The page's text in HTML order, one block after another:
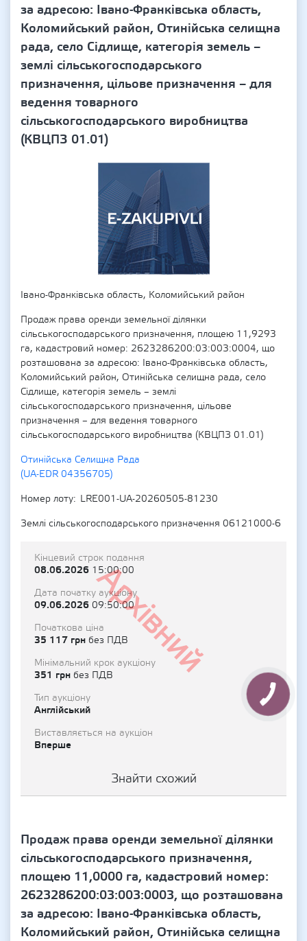
за адресою: Івано-Франківська область,
Коломийський район, Отинійська селищна
рада, село Сідлище, категорія земель –
землі сільськогосподарського
призначення, цільове призначення – для
ведення товарного
сільськогосподарського виробництва
(КВЦПЗ 01.01)
Івано-Франківська область, Коломийський район
Продаж права оренди земельної ділянки
сільськогосподарського призначення, площею 11,9293
га, кадастровий номер: 2623286200:03:003:0004, що
розташована за адресою: Івано-Франківська область,
Коломийський район, Отинійська селищна рада, село
Сідлище, категорія земель – землі
сільськогосподарського призначення, цільове
призначення – для ведення товарного
сільськогосподарського виробництва (КВЦПЗ 01.01)
Отинійська Селищна Рада
(UA-EDR 04356705)
Номер лоту
LRE001-UA-20260505-81230
Землі сільськогосподарського призначення 06121000-6
Архівний
Кінцевий строк подання
08.06.2026 15:00:00
Дата початку аукціону
09.06.2026 09:50:00
Початкова ціна
35 117 грн без ПДВ
Мінімальний крок аукціону
351 грн без ПДВ
Тип аукціону
Англійський
Виставляється на аукціон
Вперше
Знайти схожий
Продаж права оренди земельної ділянки
сільськогосподарського призначення,
площею 11,0000 га, кадастровий номер:
2623286200:03:003:0003, що розташована
за адресою: Івано-Франківська область,
Коломийський район, Отинійська селищна